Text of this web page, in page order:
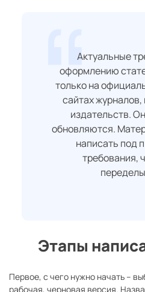
Актуальные
оформлению
только на
сайтах
издательств.
обновляются.
написать под
требования,
Этапы
Первое, с чего нужно начать –
рабочая, черновая версия.